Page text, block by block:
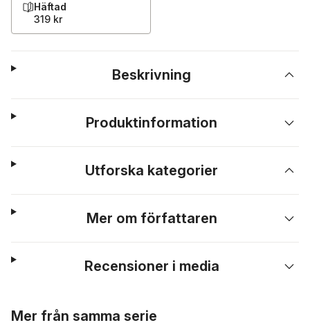
Häftad
319 kr
Beskrivning
Produktinformation
Utforska kategorier
Mer om författaren
Recensioner i media
Mer från samma serie